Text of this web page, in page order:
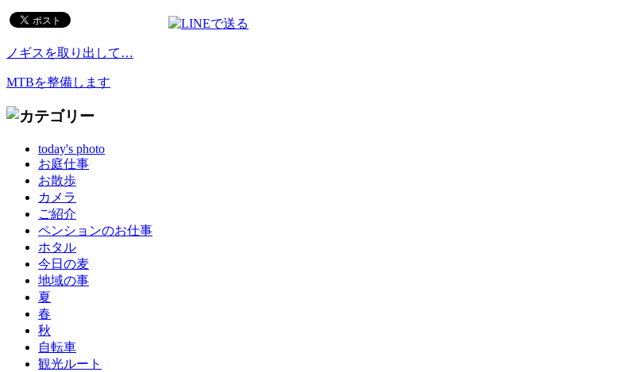
ノギスを取り出して…
MTBを整備します
today's photo
お庭仕事
お散歩
カメラ
ご紹介
ペンションのお仕事
ホタル
今日の麦
地域の事
夏
春
秋
自転車
観光ルート